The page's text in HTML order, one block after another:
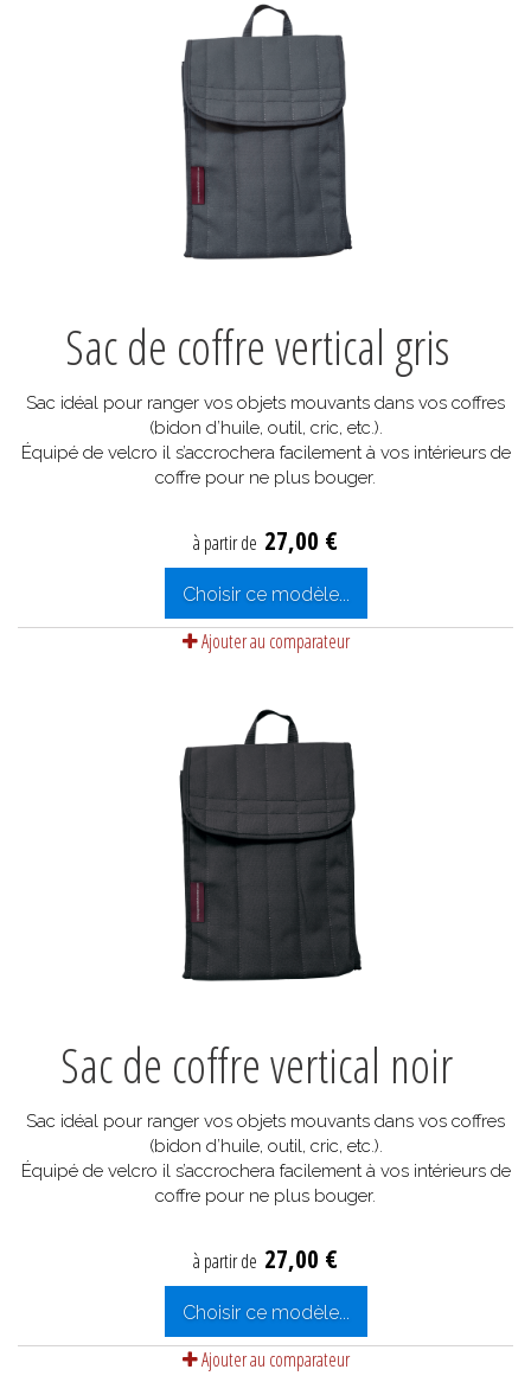
Sac de coffre vertical gris
Sac idéal pour ranger vos objets mouvants dans vos coffres
(bidon d’huile, outil, cric, etc.).
Équipé de velcro il s’accrochera facilement à vos intérieurs de
coffre pour ne plus bouger.
à partir de 27,00 €
Choisir ce modèle...
Ajouter au comparateur
Sac de coffre vertical noir
Sac idéal pour ranger vos objets mouvants dans vos coffres
(bidon d’huile, outil, cric, etc.).
Équipé de velcro il s’accrochera facilement à vos intérieurs de
coffre pour ne plus bouger.
à partir de 27,00 €
Choisir ce modèle...
Ajouter au comparateur